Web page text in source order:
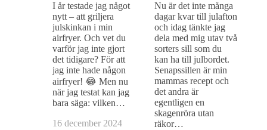
I år testade jag något
nytt – att griljera
julskinkan i min
airfryer. Och vet du
varför jag inte gjort
det tidigare? För att
jag inte hade någon
airfryer! 😂 Men nu
när jag testat kan jag
bara säga: vilken…
16 december 2024
Nu är det inte många
dagar kvar till julafton
och idag tänkte jag
dela med mig utav två
sorters sill som du
kan ha till julbordet.
Senapssillen är min
mammas recept och
det andra är
egentligen en
skagenröra utan
räkor…